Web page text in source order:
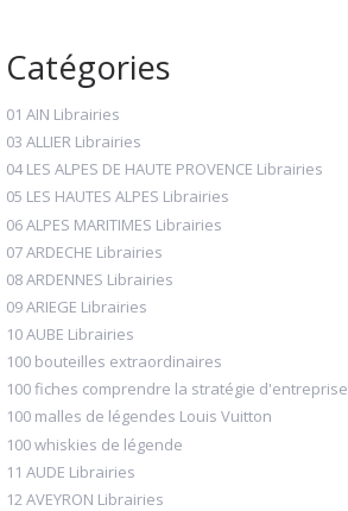
Catégories
01 AIN Librairies
03 ALLIER Librairies
04 LES ALPES DE HAUTE PROVENCE Librairies
05 LES HAUTES ALPES Librairies
06 ALPES MARITIMES Librairies
07 ARDECHE Librairies
08 ARDENNES Librairies
09 ARIEGE Librairies
10 AUBE Librairies
100 bouteilles extraordinaires
100 fiches comprendre la stratégie d'entreprise
100 malles de légendes Louis Vuitton
100 whiskies de légende
11 AUDE Librairies
12 AVEYRON Librairies